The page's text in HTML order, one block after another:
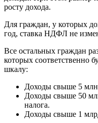
росту дохода.
Для граждан, у которых
год, ставка НДФЛ не
Все остальных граждан
которых соответственно
шкалу:
Доходы свыше 5
Доходы свыше 50
налога.
Доходы свыше 1